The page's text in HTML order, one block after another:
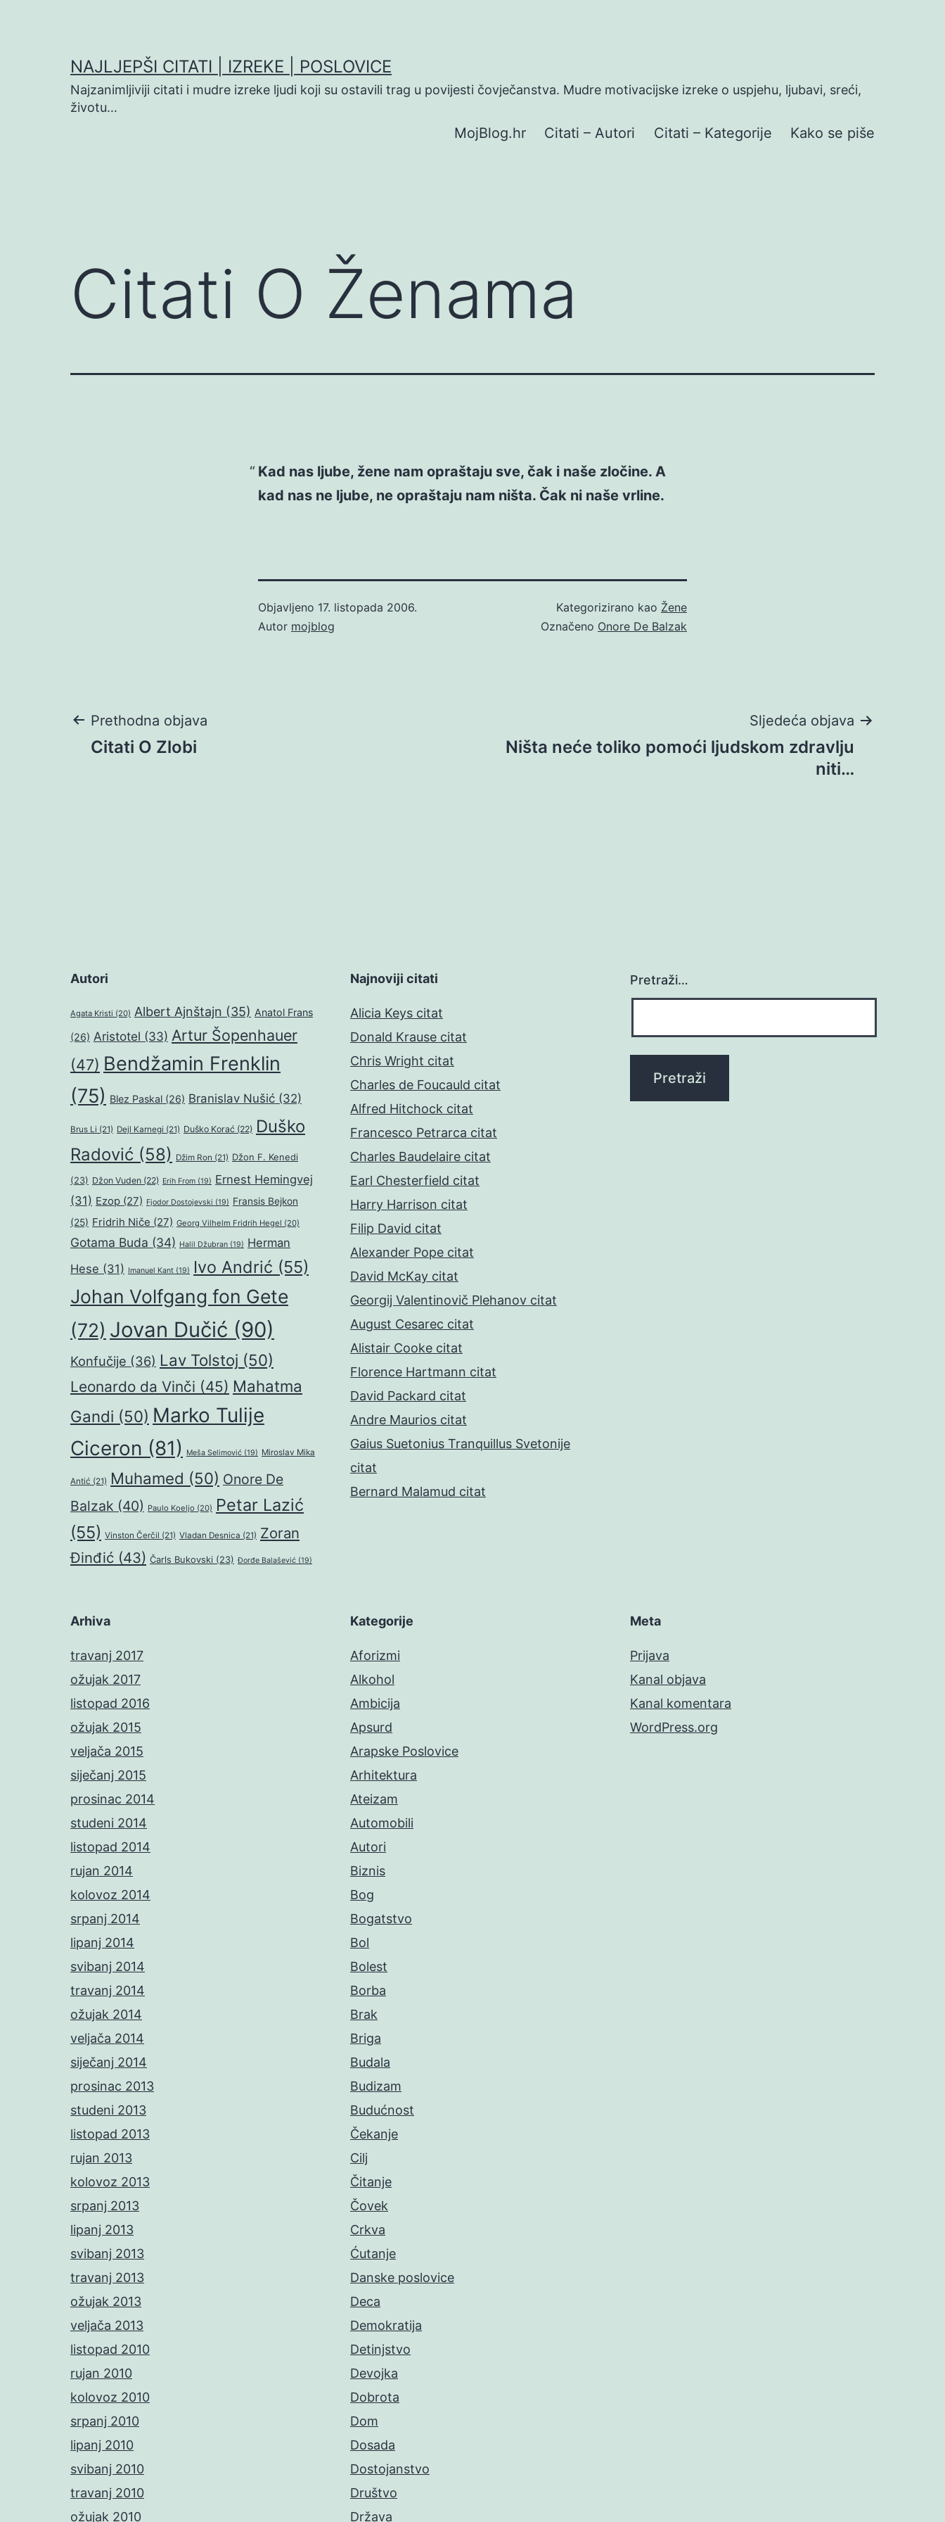
NAJLJEPŠI CITATI | IZREKE | POSLOVICE
Najzanimljiviji citati i mudre izreke ljudi koji su ostavili trag u povijesti čovječanstva. Mudre motivacijske izreke o uspjehu, ljubavi, sreći,
životu…
MojBlog.hr Citati – Autori Citati – Kategorije Kako se piše
Citati O Ženama
Kad nas ljube, žene nam opraštaju sve, čak i naše zločine. A
kad nas ne ljube, ne opraštaju nam ništa. Čak ni naše vrline.
Objavljeno 17. listopada 2006.
Autor mojblog
Kategorizirano kao Žene
Označeno Onore De Balzak
Navigacija
Prethodna objava
Citati O Zlobi
Sljedeća objava
Ništa neće toliko pomoći ljudskom zdravlju
niti…
Autori
Agata Kristi (20) Albert Ajnštajn (35) Anatol Frans
(26) Aristotel (33) Artur Šopenhauer
(47) Bendžamin Frenklin
(75) Blez Paskal (26) Branislav Nušić (32)
Brus Li (21) Dejl Karnegi (21) Duško Korać (22) Duško
Radović (58) Džim Ron (21) Džon F. Kenedi
(23) Džon Vuden (22) Erih From (19) Ernest Hemingvej
(31) Ezop (27) Fjodor Dostojevski (19) Fransis Bejkon
(25) Fridrih Niče (27) Georg Vilhelm Fridrih Hegel (20)
Gotama Buda (34) Halil Džubran (19) Herman
Hese (31) Imanuel Kant (19) Ivo Andrić (55)
Johan Volfgang fon Gete
(72) Jovan Dučić (90)
Konfučije (36) Lav Tolstoj (50)
Leonardo da Vinči (45) Mahatma
Gandi (50) Marko Tulije
Ciceron (81) Meša Selimović (19) Miroslav Mika
Antić (21) Muhamed (50) Onore De
Balzak (40) Paulo Koeljo (20) Petar Lazić
(55) Vinston Čerčil (21) Vladan Desnica (21) Zoran
Đinđić (43) Čarls Bukovski (23) Đorđe Balašević (19)
Najnoviji citati
Alicia Keys citat
Donald Krause citat
Chris Wright citat
Charles de Foucauld citat
Alfred Hitchock citat
Francesco Petrarca citat
Charles Baudelaire citat
Earl Chesterfield citat
Harry Harrison citat
Filip David citat
Alexander Pope citat
David McKay citat
Georgij Valentinovič Plehanov citat
August Cesarec citat
Alistair Cooke citat
Florence Hartmann citat
David Packard citat
Andre Maurios citat
Gaius Suetonius Tranquillus Svetonije
citat
Bernard Malamud citat
Pretraži…
Arhiva
travanj 2017
ožujak 2017
listopad 2016
ožujak 2015
veljača 2015
siječanj 2015
prosinac 2014
studeni 2014
listopad 2014
rujan 2014
kolovoz 2014
srpanj 2014
lipanj 2014
svibanj 2014
travanj 2014
ožujak 2014
veljača 2014
siječanj 2014
prosinac 2013
studeni 2013
listopad 2013
rujan 2013
kolovoz 2013
srpanj 2013
lipanj 2013
svibanj 2013
travanj 2013
ožujak 2013
veljača 2013
listopad 2010
rujan 2010
kolovoz 2010
srpanj 2010
lipanj 2010
svibanj 2010
travanj 2010
ožujak 2010
Kategorije
Aforizmi
Alkohol
Ambicija
Apsurd
Arapske Poslovice
Arhitektura
Ateizam
Automobili
Autori
Biznis
Bog
Bogatstvo
Bol
Bolest
Borba
Brak
Briga
Budala
Budizam
Budućnost
Čekanje
Cilj
Čitanje
Čovek
Crkva
Ćutanje
Danske poslovice
Deca
Demokratija
Detinjstvo
Devojka
Dobrota
Dom
Dosada
Dostojanstvo
Društvo
Država
Meta
Prijava
Kanal objava
Kanal komentara
WordPress.org